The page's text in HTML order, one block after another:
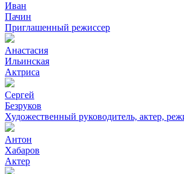
Иван
Пачин
Приглашенный режиссер
Анастасия
Ильинская
Актриса
Сергей
Безруков
Художественный руководитель, актер,
Антон
Хабаров
Актер